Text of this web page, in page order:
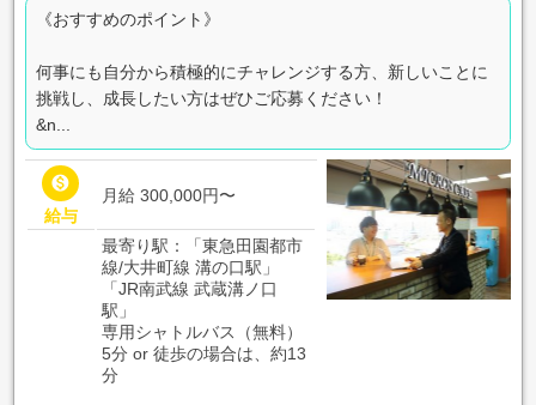
《おすすめのポイント》
何事にも自分から積極的にチャレンジする方、新しいことに
挑戦し、成長したい方はぜひご応募ください！
&n...

給与
月給 300,000円〜
最寄り駅：「東急田園都市
線/大井町線 溝の口駅」
「JR南武線 武蔵溝ノ口
駅」
専用シャトルバス（無料）
5分 or 徒歩の場合は、約13
分